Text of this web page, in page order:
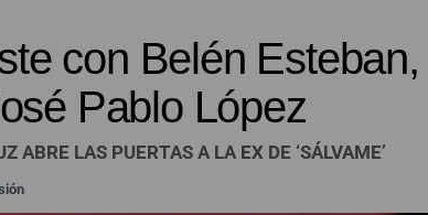
con Belén Esteban,
Pablo López
ABRE LAS PUERTAS A LA EX DE ‘SÁLVAME’